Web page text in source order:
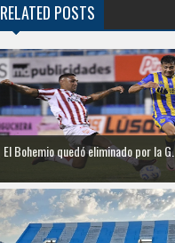
RELATED POSTS
El Bohemio quedó eliminado por la G...